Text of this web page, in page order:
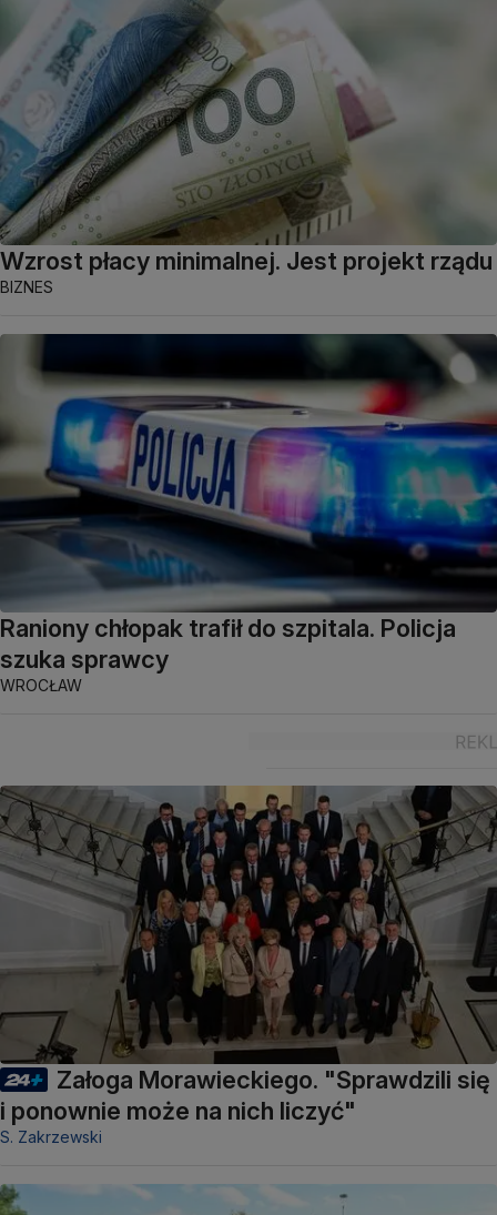
Wzrost płacy minimalnej. Jest projekt rządu
BIZNES
Raniony chłopak trafił do szpitala. Policja
szuka sprawcy
WROCŁAW
Załoga Morawieckiego. "Sprawdzili się
i ponownie może na nich liczyć"
S. Zakrzewski